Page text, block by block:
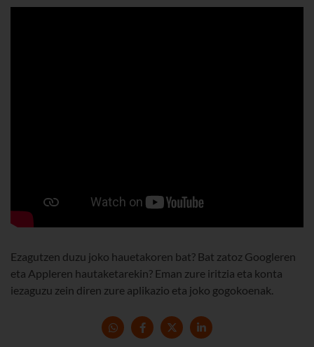
Ezagutzen duzu joko hauetakoren bat? Bat zatoz Googleren
eta Appleren hautaketarekin? Eman zure iritzia eta konta
iezaguzu zein diren zure aplikazio eta joko gogokoenak.